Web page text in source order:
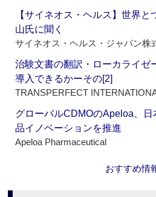
【サイネオス・ヘルス】世界
山氏に聞く
サイネオス・ヘルス・ジャパン株
治験文書の翻訳・ローカライゼ
導入できるかーその[2]
TRANSPERFECT
グローバルCDMOのApeloa、
品イノベーションを推進
Apeloa Pharmaceutical
おすすめ情